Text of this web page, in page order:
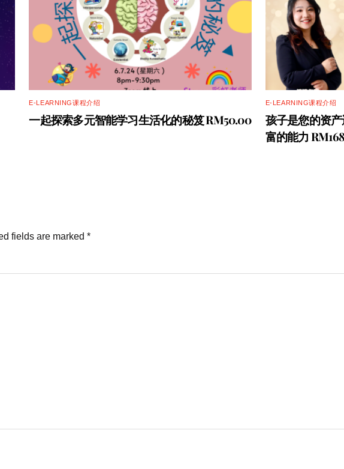
E-LEARNING课程介绍
一起探索多元智能学习生活化的秘笈 RM50.00
E-LEARNING课程介绍
孩子是您的资
富的能力
fields are marked *